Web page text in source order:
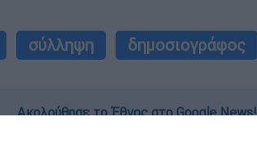
σύλληψη δημοσιογράφος
Ακολούθησε το Έθνος στο Google News!